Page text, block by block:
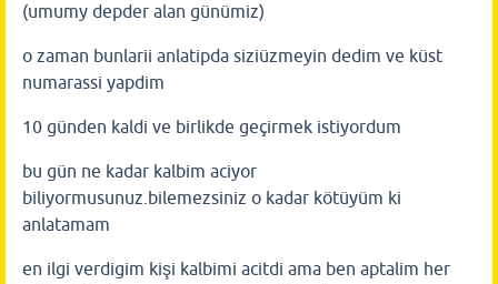
(umumy depder alan günümiz)
o zaman bunlarii anlatipda siziüzmeyin dedim ve küst
numarassi yapdim
10 günden kaldi ve birlikde geçirmek istiyordum
bu gün ne kadar kalbim aciyor
biliyormusunuz.bilemezsiniz o kadar kötüyüm ki
anlatamam
en ilgi verdigim kişi kalbimi acitdi ama ben aptalim her